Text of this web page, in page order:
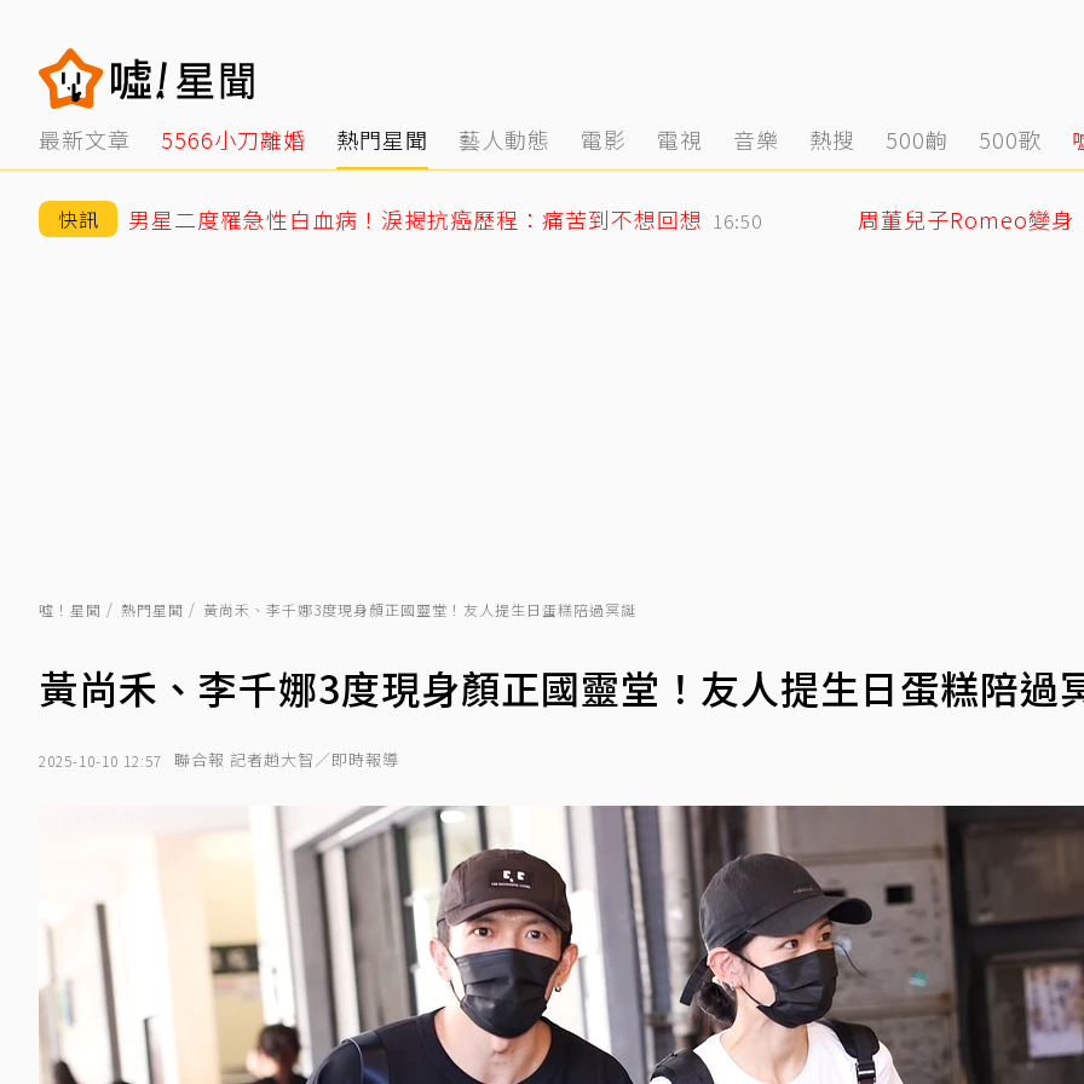
最新文章 5566小刀離婚 熱門星聞 藝人動態 電影 電視 音樂 熱搜 500齣 500歌
快訊 男星二度罹急性白血病！淚揭抗癌歷程：痛苦到不想回想 16:50 周董兒子Romeo變身
噓！星聞 熱門星聞 黃尚禾、李千娜3度現身顏正國靈堂！友人提生日蛋糕陪過冥誕
黃尚禾、李千娜3度現身顏正國靈堂！友人提生日蛋糕陪過
2025-10-10 12:57 聯合報 記者趙大智／即時報導